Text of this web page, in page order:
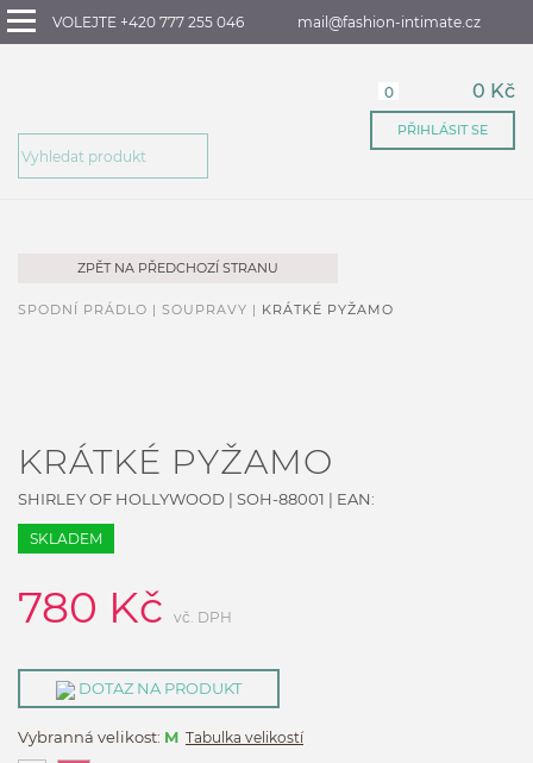
VOLEJTE +420 777 255 046 mail@fashion-intimate.cz
0 0 Kč
PŘIHLÁSIT SE
ZPĚT NA PŘEDCHOZÍ STRANU
SPODNÍ PRÁDLO | SOUPRAVY | KRÁTKÉ PYŽAMO
KRÁTKÉ PYŽAMO
SHIRLEY OF HOLLYWOOD | SOH-88001 | EAN:
SKLADEM
780 Kč vč. DPH
DOTAZ NA PRODUKT
Vybranná velikost: M Tabulka velikostí